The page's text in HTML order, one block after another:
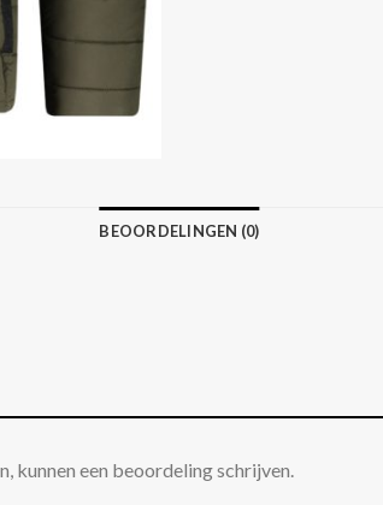
BEOORDELINGEN (0)
kunnen een beoordeling schrijven.